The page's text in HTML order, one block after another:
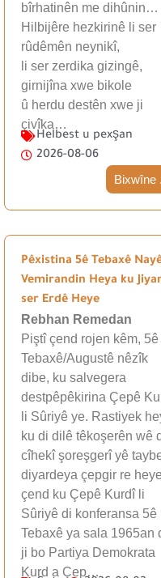
bîrhatinên me dihûnin…
Hilbijêre hezkirinê li ser
rûdêmên neynikî,
li ser zerdika gizingê,
girnijîna xwe bikole
û herdu destên xwe ji
çivîka…
Helbest u pexşan
2026-08-06
Bixwîne
Pêxistina 5ê Tebaxê
Vemirandin Heya ku
ser Erdê Heye
Rebhan Remedan
Piştî çend rojen kêm, 5ê
Tebaxê/Augustê nêzîk
dibe, ku salvegera
destpêpêkirina Çepê
li Sûriyê ye. Rastiyek
ku di dilê têkoşerên wê
cîhekî şoreşgerî yê
diyardeya çepgir re
çend ku Çepê Kurdî li
Sûriyê di konferansa 5ê
Tebaxê ya sala 1965an
ji bo Partiya Demokrata
Kurd a Çep…